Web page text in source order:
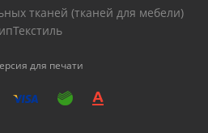
тканей (тканей для мебели)
для печати